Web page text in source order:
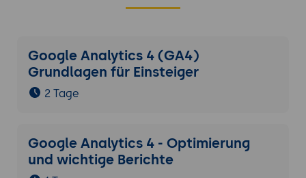
Google Analytics 4 (GA4)
Grundlagen für Einsteiger
2 Tage
Google Analytics 4 - Optimierung
und wichtige Berichte